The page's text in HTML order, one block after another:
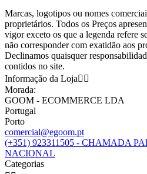
Marcas, logotipos ou nomes
proprietários. Todos os Preços
vigor exceto os que a legenda refere
não corresponder com exatidão aos
Declinamos quaisquer
contidos no site.
Informação da Loja 
Morada:
GOOM - ECOMMERCE LDA
Portugal
Porto
comercial@egoom.pt
(+351) 923311505 - CHAMADA
NACIONAL
Categorias